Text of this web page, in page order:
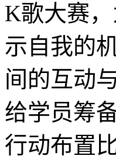
K歌大赛
示自我的
间的互动
给学员筹
行动布置